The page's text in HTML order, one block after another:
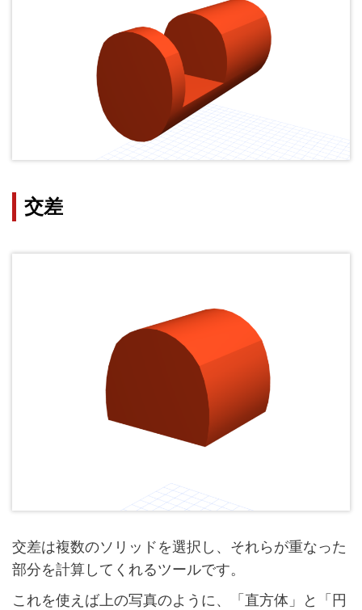
交差
交差は複数のソリッドを選択し、それらが重なった
部分を計算してくれるツールです。
これを使えば上の写真のように、「直方体」と「円